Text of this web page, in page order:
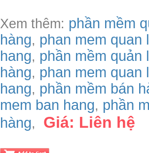
Xem thêm: phần mềm
hàng, phan mem quan
hang, phần mềm quản
hàng, phan mem quan
hang, phần mềm bán
mem ban hang, phần
hàng, Giá: Liên hệ